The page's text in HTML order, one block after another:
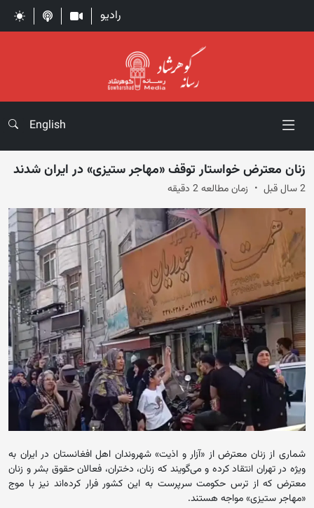
رادیو
English
زنان معترض خواستار توقف «مهاجر ستیزی» در ایران شدند
2 سال قبل زمان مطالعه 2 دقیقه
شماری از زنان معترض از «آزار و اذیت» شهروندان اهل افغانستان در ایران به
ویژه در تهران انتقاد کرده و می‌گویند که زنان، دختران، فعالان حقوق بشر و زنان
معترض که از ترس حکومت سرپرست به این کشور فرار کرده‌اند نیز با موج
«مهاجر ستیزی» مواجه هستند.